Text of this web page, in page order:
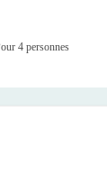
4 personnes